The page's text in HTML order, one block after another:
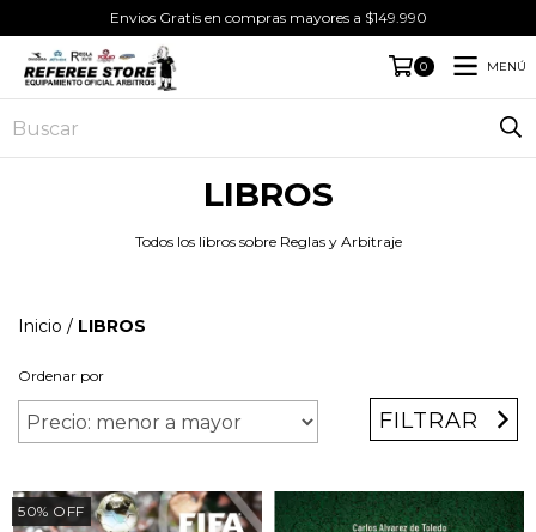
Envios Gratis en compras mayores a $149.990
0 MENÚ
LIBROS
Todos los libros sobre Reglas y Arbitraje
Inicio / LIBROS
Ordenar por
FILTRAR
50% OFF